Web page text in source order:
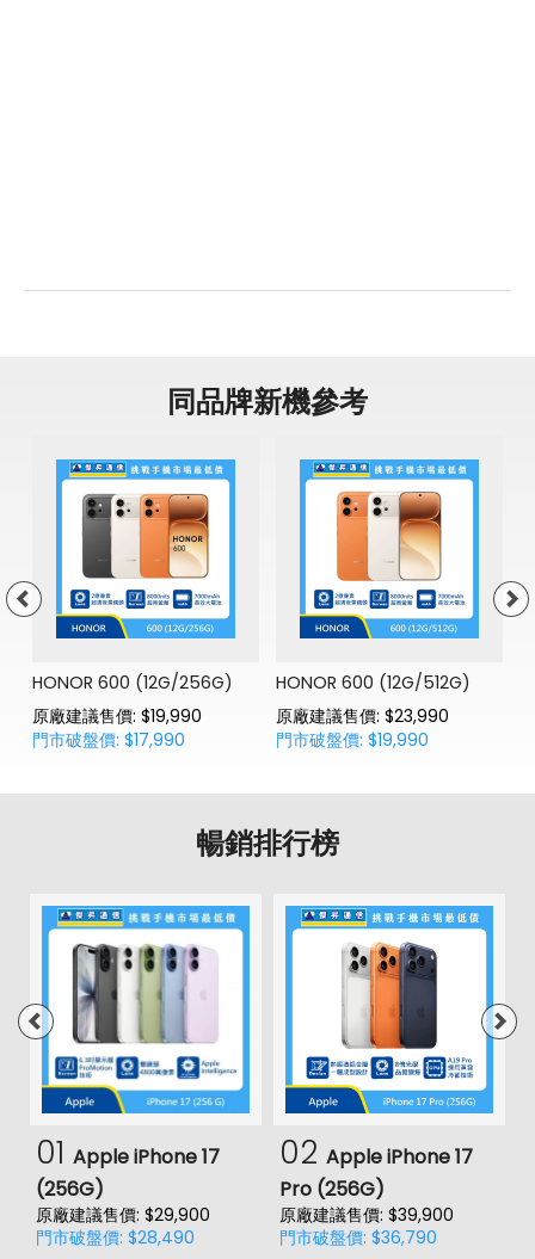
同品牌新機參考
HONOR 600 (12G/256G)
原廠建議售價: $19,990
門市破盤價: $17,990
HONOR 600 (12G/512G)
原廠建議售價: $23,990
門市破盤價: $19,990
暢銷排行榜
01 Apple iPhone 17
(256G)
原廠建議售價: $29,900
門市破盤價: $28,490
02 Apple iPhone 17
Pro (256G)
原廠建議售價: $39,900
門市破盤價: $36,790